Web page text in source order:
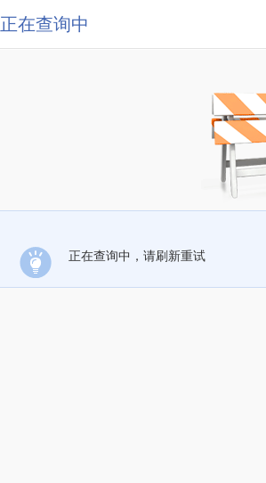
正在查询中
正在查询中，请刷新重试